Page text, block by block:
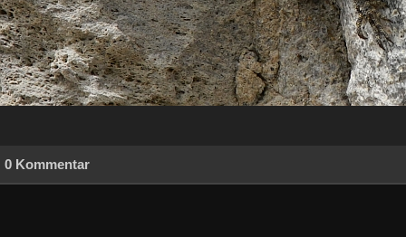
0 Kommentar